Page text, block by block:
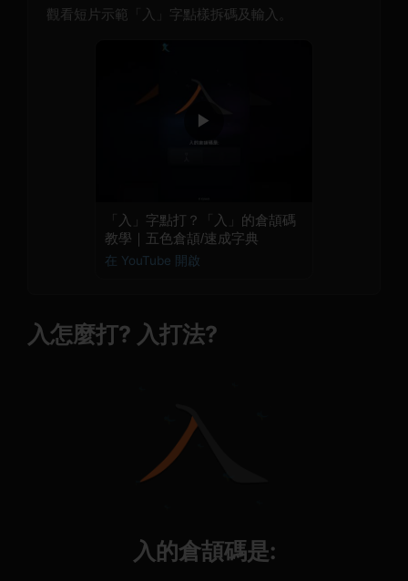
觀看短片示範「入」字點樣拆碼及輸入。
▶
「入」字點打？「入」的倉頡碼
教學｜五色倉頡/速成字典
在 YouTube 開啟
入怎麼打? 入打法?
入的倉頡碼是: